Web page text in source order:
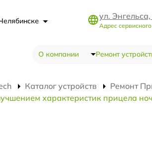
ул.
Адрес
О компании Ремонт
Каталог устройств Ремонт
характеристик прицела